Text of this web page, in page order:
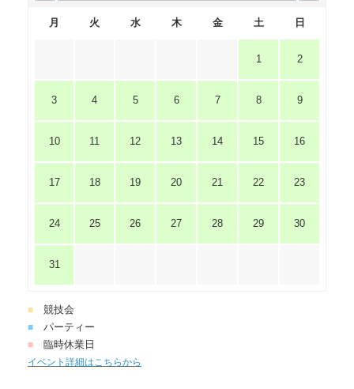
月 火 水 木 金 土 日
1 2
3 4 5 6 7 8 9
10 11 12 13 14 15 16
17 18 19 20 21 22 23
24 25 26 27 28 29 30
31
■ 競技会
■ パーティー
■ 臨時休業日
イベント詳細はこちらから